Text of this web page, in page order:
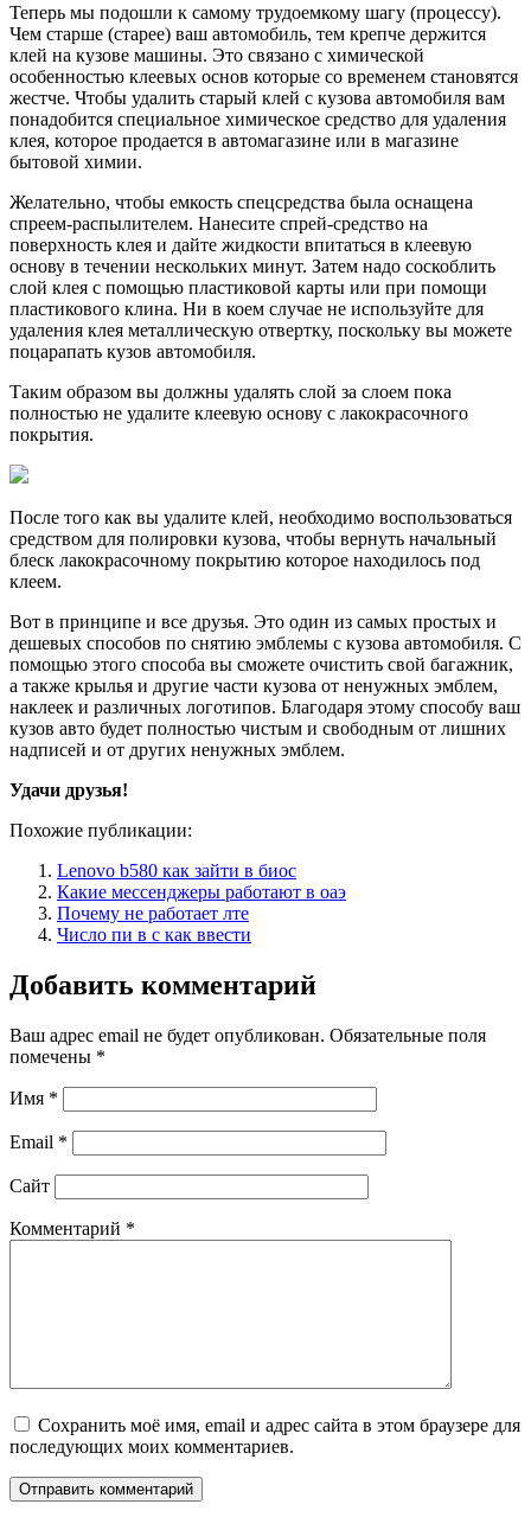
Теперь мы подошли к самому трудоемкому шагу (процессу).
Чем старше (старее) ваш автомобиль, тем крепче держится
клей на кузове машины. Это связано с химической
особенностью клеевых основ которые со временем становятся
жестче. Чтобы удалить старый клей с кузова автомобиля вам
понадобится специальное химическое средство для удаления
клея, которое продается в автомагазине или в магазине
бытовой химии.
Желательно, чтобы емкость спецсредства была оснащена
спреем-распылителем. Нанесите спрей-средство на
поверхность клея и дайте жидкости впитаться в клеевую
основу в течении нескольких минут. Затем надо соскоблить
слой клея с помощью пластиковой карты или при помощи
пластикового клина. Ни в коем случае не используйте для
удаления клея металлическую отвертку, поскольку вы можете
поцарапать кузов автомобиля.
Таким образом вы должны удалять слой за слоем пока
полностью не удалите клеевую основу с лакокрасочного
покрытия.
После того как вы удалите клей, необходимо воспользоваться
средством для полировки кузова, чтобы вернуть начальный
блеск лакокрасочному покрытию которое находилось под
клеем.
Вот в принципе и все друзья. Это один из самых простых и
дешевых способов по снятию эмблемы с кузова автомобиля. С
помощью этого способа вы сможете очистить свой багажник,
а также крылья и другие части кузова от ненужных эмблем,
наклеек и различных логотипов. Благодаря этому способу ваш
кузов авто будет полностью чистым и свободным от лишних
надписей и от других ненужных эмблем.
Удачи друзья!
Похожие публикации:
Lenovo b580 как зайти в биос
Какие мессенджеры работают в оаэ
Почему не работает лте
Число пи в с как ввести
Добавить комментарий
Ваш адрес email не будет опубликован. Обязательные поля
помечены *
Имя *
Email *
Сайт
Комментарий *
Сохранить моё имя, email и адрес сайта в этом браузере для
последующих моих комментариев.